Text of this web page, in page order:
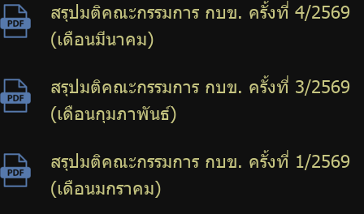
สรุปมติคณะกรรมการ กบข. ครั้งที่ 4/2569
(เดือนมีนาคม)
สรุปมติคณะกรรมการ กบข. ครั้งที่ 3/2569
(เดือนกุมภาพันธ์)
สรุปมติคณะกรรมการ กบข. ครั้งที่ 1/2569
(เดือนมกราคม)